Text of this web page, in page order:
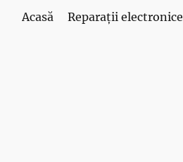
Acasă Reparații electronice